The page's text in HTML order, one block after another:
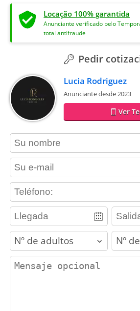
Locação 100% garantida
Anunciante verificado pelo
total antifraude
Pedir
Lucia Rodriguez
Anunciante desde 2023
Ver
contact_name
contact_email
contact_phone
adults children
contact_message